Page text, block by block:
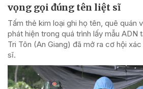
vọng gọi đúng tên liệt sĩ
Tấm thẻ kim loại ghi họ tên, quê quán
phát hiện trong quá trình lấy mẫu ADN
Tri Tôn (An Giang) đã mở ra cơ hội
sĩ.